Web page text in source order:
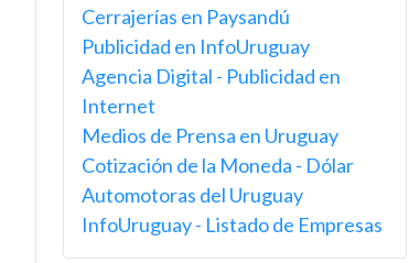
Cerrajerías en Paysandú
Publicidad en InfoUruguay
Agencia Digital - Publicidad en
Internet
Medios de Prensa en Uruguay
Cotización de la Moneda - Dólar
Automotoras del Uruguay
InfoUruguay - Listado de Empresas